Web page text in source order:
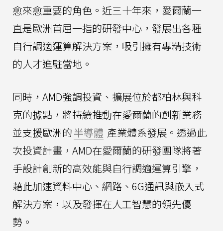
愈來愈重要的角色。近三十年來，愛爾蘭一
直是歐洲首屈一指的研發中心，發展出各種
自行調適運算解決方案，吸引擁有專精技術
的人才進駐當地。
同時，AMD強調投資、擴展位於都柏林與科
克的據點，將持續推動在愛爾蘭的創新業務
並支援歐洲的半導體 產業體系發展。透過此
次投資計畫，AMD在愛爾蘭的研發團隊將著
手設計創新的高效能與自行調適運算引擎，
藉此加速資料中心、網路、6G通訊與嵌入式
解決方案，以及發揮在人工智慧的領先優
勢。